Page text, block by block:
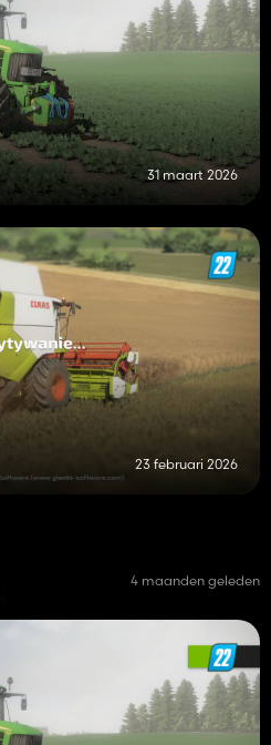
31 maart 2026
23 februari 2026
4 maanden geleden